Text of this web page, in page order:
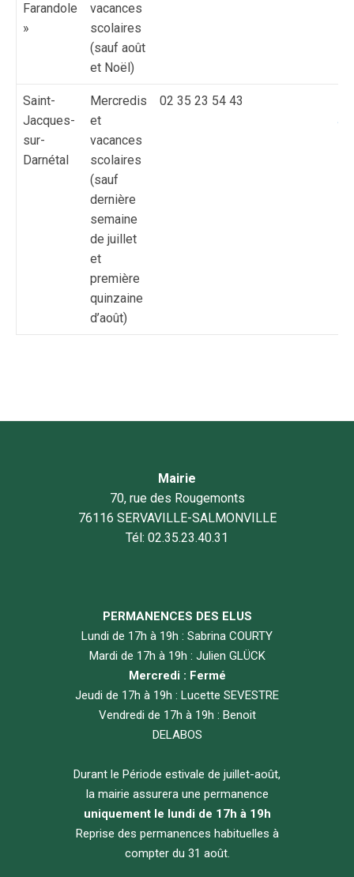
Farandole
»
vacances
scolaires
(sauf août
et Noël)
Saint-
Jacques-
sur-
Darnétal
Mercredis
et
vacances
scolaires
(sauf
dernière
semaine
de juillet
et
première
quinzaine
d’août)
02 35 23 54 43
Mairie
70, rue des Rougemonts
76116 SERVAVILLE-SALMONVILLE
Tél: 02.35.23.40.31
PERMANENCES DES ELUS
Lundi de 17h à 19h : Sabrina COURTY
Mardi de 17h à 19h : Julien GLÜCK
Mercredi : Fermé
Jeudi de 17h à 19h : Lucette SEVESTRE
Vendredi de 17h à 19h : Benoit
DELABOS
Durant le Période estivale de juillet-août,
la mairie assurera une permanence
uniquement le lundi de 17h à 19h
Reprise des permanences habituelles à
compter du 31 août.